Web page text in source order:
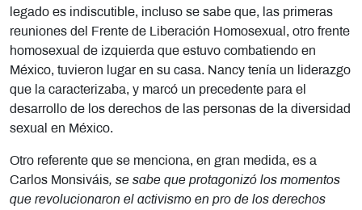
legado es indiscutible, incluso se sabe que, las primeras
reuniones del Frente de Liberación Homosexual, otro frente
homosexual de izquierda que estuvo combatiendo en
México, tuvieron lugar en su casa. Nancy tenía un liderazgo
que la caracterizaba, y marcó un precedente para el
desarrollo de los derechos de las personas de la diversidad
sexual en México.
Otro referente que se menciona, en gran medida, es a
Carlos Monsiváis, se sabe que protagonizó los momentos
que revolucionaron el activismo en pro de los derechos